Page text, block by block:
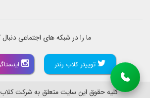
ما را در شبکه های اجتماعی دنبال
توییتر کلاب رنتر
کلیه حقوق این سایت متعلق به شرکت